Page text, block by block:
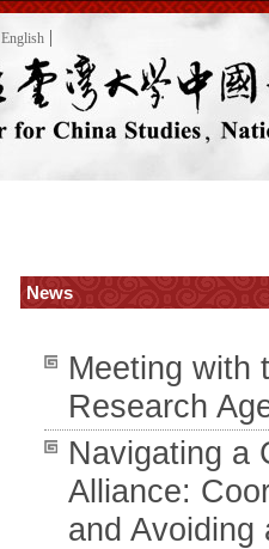
English
News
Meeting with
Research
Navigating a
Alliance:
and Avoiding